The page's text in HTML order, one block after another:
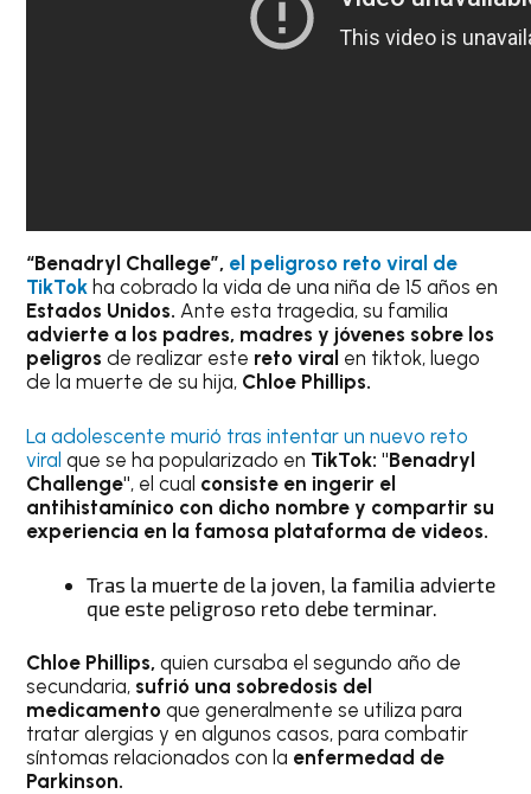
“Benadryl Challege”, el peligroso reto viral de
TikTok ha cobrado la vida de una niña de 15 años en
Estados Unidos. Ante esta tragedia, su familia
advierte a los padres, madres y jóvenes sobre los
peligros de realizar este reto viral en tiktok, luego
de la muerte de su hija, Chloe Phillips.
La adolescente murió tras intentar un nuevo reto
viral que se ha popularizado en TikTok: "Benadryl
Challenge", el cual consiste en ingerir el
antihistamínico con dicho nombre y compartir su
experiencia en la famosa plataforma de videos.
Tras la muerte de la joven, la familia advierte
que este peligroso reto debe terminar.
Chloe Phillips,quien cursaba el segundo año de
secundaria, sufrió una sobredosis del
medicamento que generalmente se utiliza para
tratar alergias y en algunos casos, para combatir
síntomas relacionados con la enfermedad de
Parkinson.